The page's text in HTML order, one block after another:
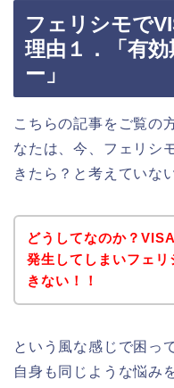
フェリシモで
理由１．「有
ー」
こちらの記事をご覧の
なたは、今、フェリシ
きたら？と考えていな
どうしてなのか？
発生してしまいフェ
きない！！
という風な感じで困っ
自身も同じような悩み